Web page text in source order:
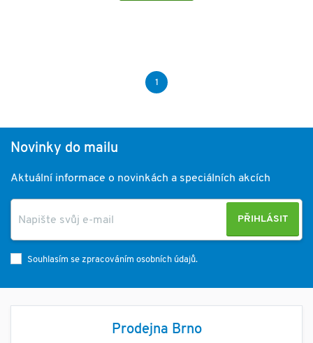
1
Novinky do mailu
Aktuální informace o novinkách a speciálních akcích
PŘIHLÁSIT
Souhlasím se zpracováním osobních údajů.
Prodejna Brno